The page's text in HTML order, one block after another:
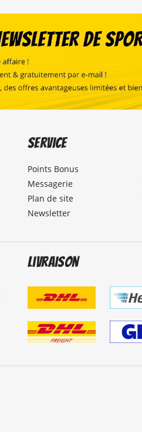
Service
Points Bonus
Messagerie
Plan de site
Newsletter
Livraison